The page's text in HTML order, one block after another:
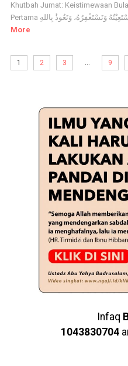
Khutbah Jumat: Keistimewaan
More
1 2 3 … 9
Infaq
1043830704